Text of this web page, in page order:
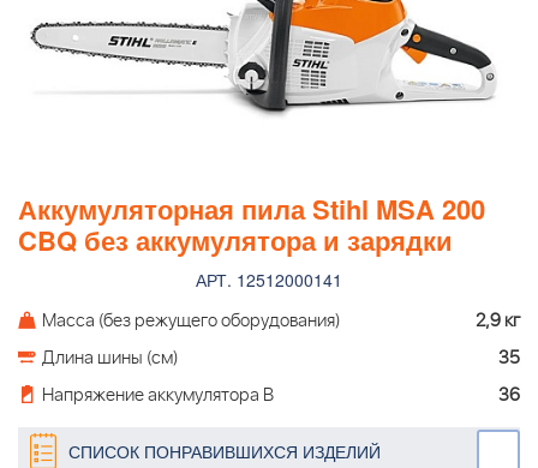
Аккумуляторная пила Stihl MSA 200
CBQ без аккумулятора и зарядки
АРТ. 12512000141
Масса (без режущего оборудования)
2,9 кг
Длина шины (см)
35
Напряжение аккумулятора В
36
СПИСОК ПОНРАВИВШИХСЯ ИЗДЕЛИЙ